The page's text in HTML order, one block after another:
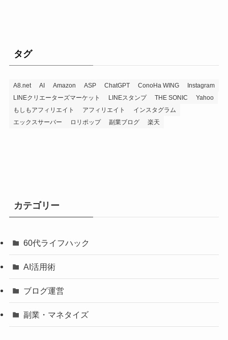
タグ
A8.net AI Amazon ASP ChatGPT ConoHa WING
Instagram
LINEクリエーターズマーケット
LINEスタンプ THE SONIC
Yahoo
もしもアフィリエイト
アフィリエイト
インスタグラム
エックスサーバー
ロリポップ 副業ブログ 楽天
カテゴリー
60代ライフハック
AI活用術
ブログ運営
副業・マネタイズ